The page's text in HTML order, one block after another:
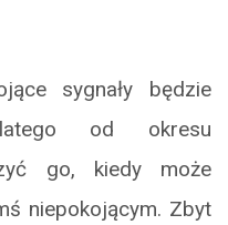
sygnały będzie
od okresu
go, kiedy może
niepokojącym. Zbyt